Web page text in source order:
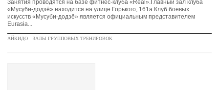
Занятия проводятся на базе фитнес-клуба «Real».Главный зал клуба
«Мусуби-додзё» находится на улице Горького, 161а.Клуб боевых
искусств «Мусуби-додзё» является официальным представителем
Eurasia...
АЙКИДО ЗАЛЫ ГРУППОВЫХ ТРЕНИРОВОК